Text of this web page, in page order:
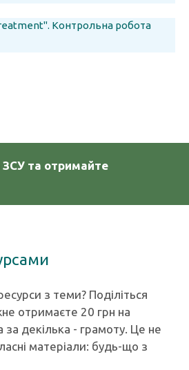
Контрольна робота
та отримайте
з теми? Поділіться
отримаєте 20 грн на
за декілька - грамоту. Це не
матеріали: будь-що з